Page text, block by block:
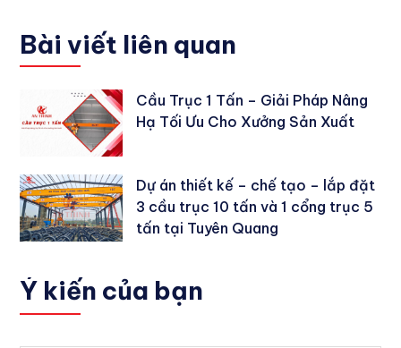
Bài viết liên quan
Cầu Trục 1 Tấn – Giải Pháp Nâng
Hạ Tối Ưu Cho Xưởng Sản Xuất
Dự án thiết kế – chế tạo – lắp đặt
3 cầu trục 10 tấn và 1 cổng trục 5
tấn tại Tuyên Quang
Ý kiến của bạn